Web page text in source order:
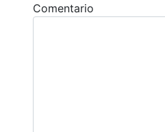
Comentario